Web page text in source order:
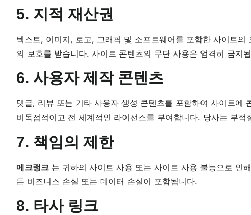
5. 지적 재산권
텍스트, 이미지, 로고, 그래픽 및 소프트웨어를 포함한 사이트
의 보호를 받습니다. 사이트 콘텐츠의 무단 사용은 엄격히 금지
6. 사용자 제작 콘텐츠
댓글, 리뷰 또는 기타 사용자 생성 콘텐츠를 포함하여 사이트에
비독점적이고 전 세계적인 라이선스를 부여합니다. 당사는 부
7. 책임의 제한
메크랭크 는 귀하의 사이트 사용 또는 사이트 사용 불능으로 인
든 비즈니스 손실 또는 데이터 손실이 포함됩니다.
8. 타사 링크